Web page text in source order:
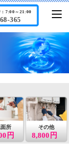
365
：7:00～21:00
所
円
その他
8,800円